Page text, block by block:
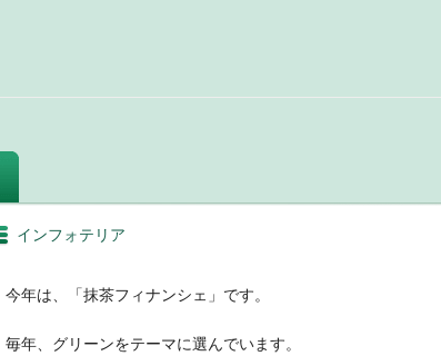
インフォテリア
今年は、「抹茶フィナンシェ」です。
毎年、グリーンをテーマに選んでいます。